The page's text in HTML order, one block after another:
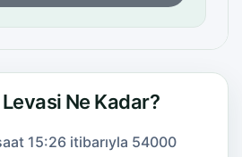
Ne Kadar?
15:26 itibarıyla 54000